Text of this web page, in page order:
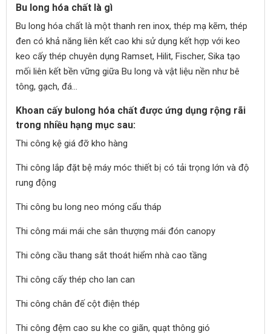
Bu long hóa chất là gì
Bu long hóa chất là một thanh ren inox, thép mạ kẽm, thép
đen có khả năng liên kết cao khi sử dụng kết hợp với keo
keo cấy thép chuyên dụng Ramset, Hilit, Fischer, Sika tạo
mối liên kết bền vững giữa Bu long và vật liệu nền như bê
tông, gạch, đá...
Khoan cấy bulong hóa chất được ứng dụng rộng rãi
trong nhiều hạng mục sau:
Thi công kệ giá đỡ kho hàng
Thi công lắp đặt bệ máy móc thiết bị có tải trọng lớn và độ
rung động
Thi công bu long neo móng cẩu tháp
Thi công mái mái che sân thượng mái đón canopy
Thi công cầu thang sắt thoát hiểm nhà cao tầng
Thi công cấy thép cho lan can
Thi công chân đế cột điện thép
Thi công đệm cao su khe co giãn, quạt thông gió